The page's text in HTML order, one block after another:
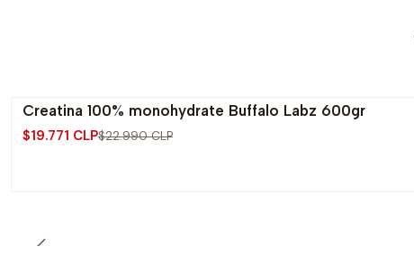
-14% OFF
Creatina 100% monohydrate Buffalo Labz 600gr
$19.771 CLP$22.990 CLP